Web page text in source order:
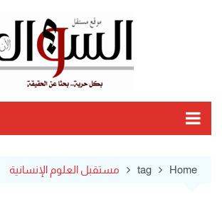
Home
tag مستقبل العلوم الإنسانية